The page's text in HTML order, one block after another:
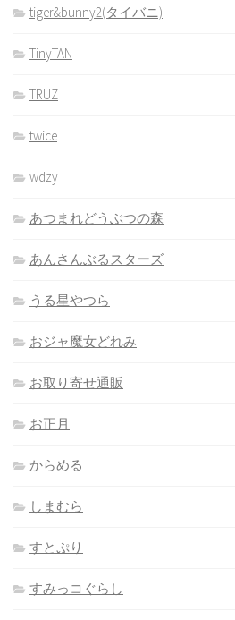
tiger&bunny2(タイバニ)
TinyTAN
TRUZ
twice
wdzy
あつまれどうぶつの森
あんさんぶるスターズ
うる星やつら
おジャ魔女どれみ
お取り寄せ通販
お正月
からめる
しまむら
すとぷり
すみっコぐらし